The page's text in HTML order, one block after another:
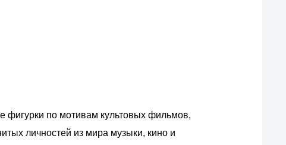
по мотивам культовых фильмов,
личностей из мира музыки, кино и